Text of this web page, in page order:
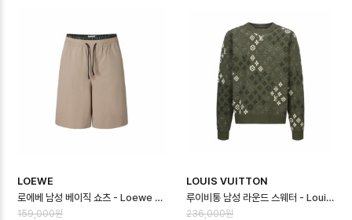
LOEWE
로에베 남성 베이직 쇼츠 - Loewe Mens Basic Shorts - loc16667…
159,000원
LOUIS VUITTON
루이비통 남성 라운드 스웨터 - Louis vuitton Mens Round Sweater…
236,000원